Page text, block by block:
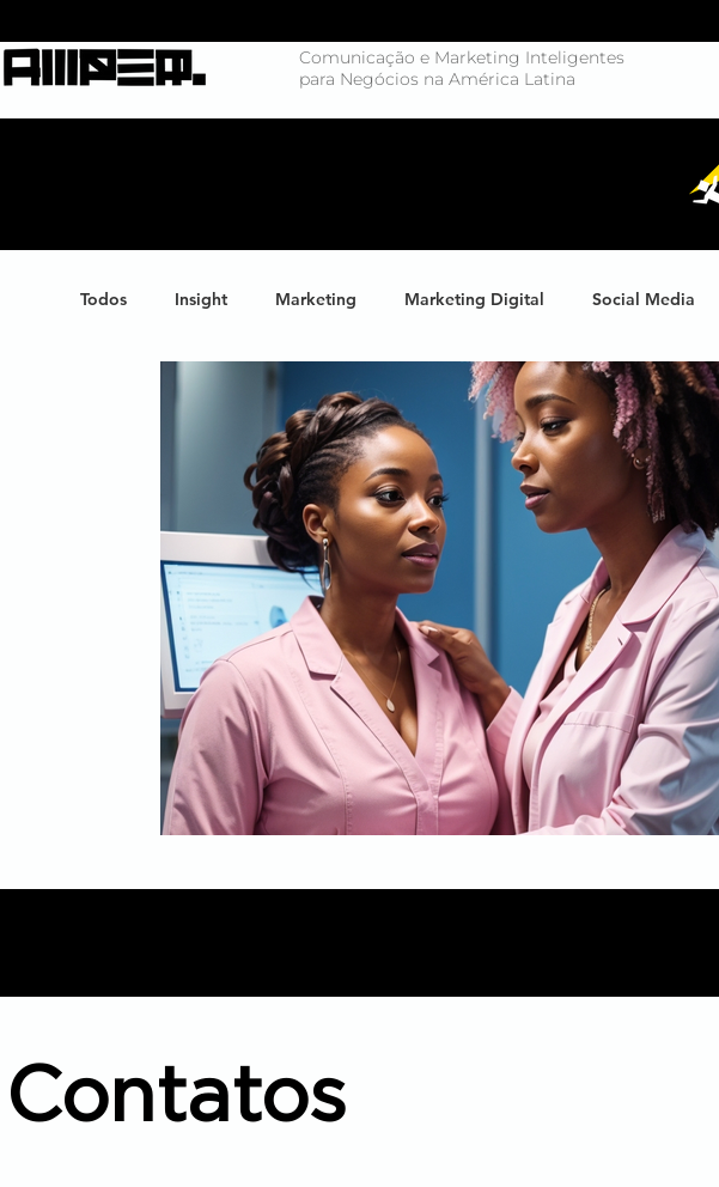
Comunicação e Marketing Inteligentes
para Negócios na América Latina
Todos Insight Marketing Marketing Digital Social Media
Branding Big Data Highlights Learning
Marketing de Conteúdo Inteligência Artificial Endomarketing
Mídia Inbound Marketing B2B Estratégia
Contatos